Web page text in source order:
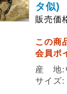
タ似)
販売価
この商
会員ポ
産 地:
サイ